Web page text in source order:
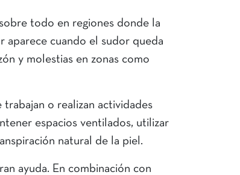
todo en regiones donde la
aparece cuando el sudor queda
y molestias en zonas como
o realizan actividades
espacios ventilados, utilizar
natural de la piel.
ayuda. En combinación con